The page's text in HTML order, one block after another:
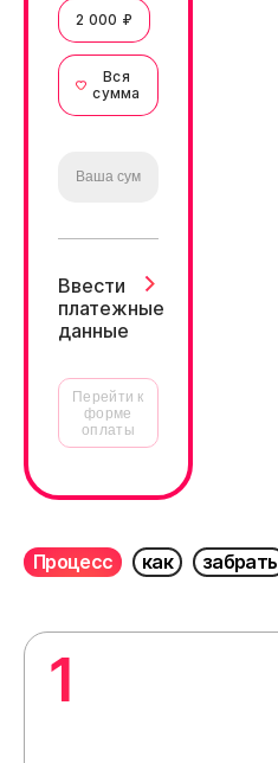
2 000 ₽
Вся
сумма
Ввести
платежные
данные
Перейти к
форме
оплаты
Процесс как забрать
1